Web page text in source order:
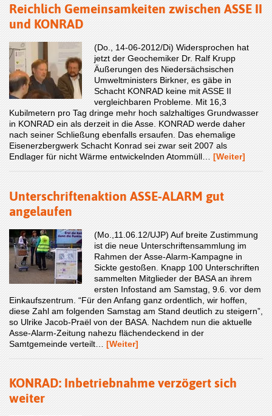
Reichlich Gemeinsamkeiten zwischen ASSE II
und KONRAD
(Do., 14-06-2012/Di) Widersprochen hat
jetzt der Geochemiker Dr. Ralf Krupp
Äußerungen des Niedersächsischen
Umweltministers Birkner, es gäbe in
Schacht KONRAD keine mit ASSE II
vergleichbaren Probleme. Mit 16,3
Kubilmetern pro Tag dringe mehr hoch salzhaltiges Grundwasser
in KONRAD ein als derzeit in die Asse. KONRAD werde daher
nach seiner Schließung ebenfalls ersaufen. Das ehemalige
Eisenerzbergwerk Schacht Konrad sei zwar seit 2007 als
Endlager für nicht Wärme entwickelnden Atommüll… [Weiter]
Unterschriftenaktion ASSE-ALARM gut
angelaufen
(Mo.,11.06.12/UJP) Auf breite Zustimmung
ist die neue Unterschriftensammlung im
Rahmen der Asse-Alarm-Kampagne in
Sickte gestoßen. Knapp 100 Unterschriften
sammelten Mitglieder der BASA an ihrem
ersten Infostand am Samstag, 9.6. vor dem
Einkaufszentrum. “Für den Anfang ganz ordentlich, wir hoffen,
diese Zahl am folgenden Samstag am Stand deutlich zu steigern”,
so Ulrike Jacob-Praël von der BASA. Nachdem nun die aktuelle
Asse-Alarm-Zeitung nahezu flächendeckend in der
Samtgemeinde verteilt… [Weiter]
KONRAD: Inbetriebnahme verzögert sich
weiter